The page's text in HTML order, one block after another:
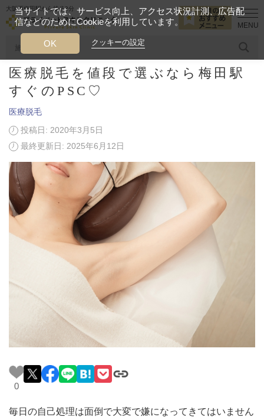
大阪西梅田駅から徒歩2分
人気のワード 糸リフト ヒアルロン酸 リジュランアイ
当クリニック月替わりのおすすめのメニュー
プライベートスキンクリニックが
選ばれる理由
クリニックについて
施術症例
初めての方へ
美容ブログ 医療脱毛 医療脱毛を値段で選ぶなら梅田駅
医療脱毛を値段で選ぶなら梅田駅
すぐのPSC♡
医療脱毛
投稿日: 2020年3月5日
最終更新日: 2025年6月12日
0
毎日の自己処理は面倒で大変で嫌になってきてはいません
当サイトでは、サービス向上、アクセス状況計測、広告配
信などのためにCookieを利用しています。
クッキーの設定
OK